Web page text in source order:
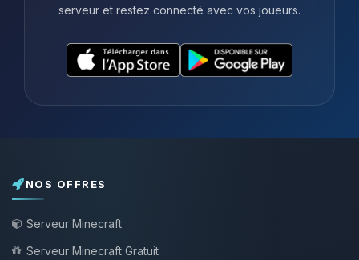
serveur et restez connecté avec vos joueurs.
NOS OFFRES
Serveur Minecraft
Serveur Minecraft Gratuit